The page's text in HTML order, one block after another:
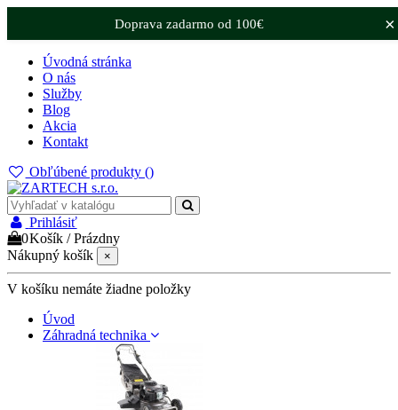
×
Doprava zadarmo od 100€
Úvodná stránka
O nás
Služby
Blog
Akcia
Kontakt
Obľúbené produkty ()
Prihlásiť
0Košík /Prázdny
Nákupný košík
×
V košíku nemáte žiadne položky
Úvod
Záhradná technika